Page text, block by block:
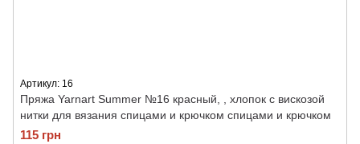
Артикул: 16
Пряжа Yarnart Summer №16 красный, , хлопок с вискозой
нитки для вязания спицами и крючком спицами и крючком
115 грн